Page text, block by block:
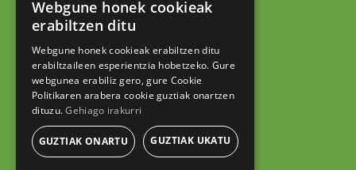
ESKORIATZAKO UDALA
Fernando Eskoriatza plaza 1
Tel.: 943 71 44 07
hazi@eskoriatza.eus
Contacto
Aviso legal
Política de privacidad
Política de cookies
BASQUE
Webgune honek cookieak
erabiltzen ditu
Webgune honek cookieak erabiltzen ditu
erabiltzaileen esperientzia hobetzeko. Gure
webgunea erabiliz gero, gure Cookie
Politikaren arabera cookie guztiak onartzen
dituzu. Gehiago irakurri
GUZTIAK ONARTU GUZTIAK UKATU